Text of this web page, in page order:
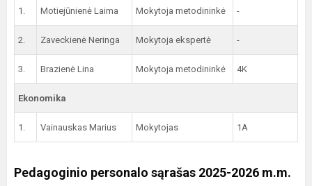
1. Motiejūnienė Laima Mokytoja metodininkė -
2. Zaveckienė Neringa Mokytoja ekspertė -
3. Brazienė Lina Mokytoja metodininkė 4K
Ekonomika
1. Vainauskas Marius Mokytojas 1A
Pedagoginio personalo sąrašas 2025-2026 m.m.